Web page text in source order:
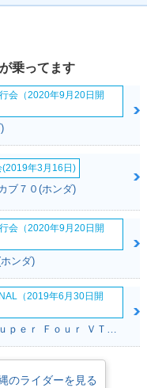
ラーチェンジ
フ
2007年 TODAY Del
ジ
乗ってます
会（2020年9月20日開
(2019年3月16日)
ブ７０(ホンダ)
会（2020年9月20日開
ンダ)
（2019年6月30日開
マサさん:ＣＢ４００Ｓｕｐｅｒ Ｆｏｕｒ ＶＴＥＣ ＳＰＥＣ２(ホンダ)
のライダーを見る